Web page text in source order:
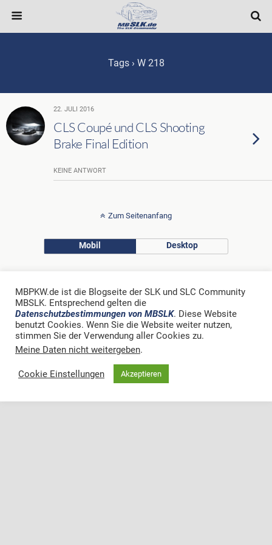
Tags › W 218
22. JULI 2016
CLS Coupé und CLS Shooting
Brake Final Edition
KEINE ANTWORT
Zum Seitenanfang
Mobil Desktop
MBPKW.de ist die Blogseite der SLK und SLC Community
MBSLK. Entsprechend gelten die
Datenschutzbestimmungen von MBSLK. Diese Website
benutzt Cookies. Wenn Sie die Website weiter nutzen,
stimmen Sie der Verwendung aller Cookies zu.
Meine Daten nicht weitergeben.
Cookie Einstellungen Akzeptieren